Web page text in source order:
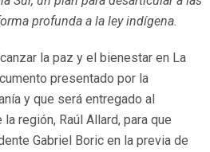
profunda a la ley indígena.
la paz y el bienestar en La
presentado por la
y que será entregado al
región, Raúl Allard, para que
Gabriel Boric en la previa de